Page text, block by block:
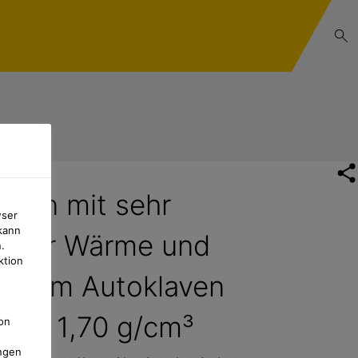
mit sehr
Wärme und
im Autoklaven
1,70 g/cm³